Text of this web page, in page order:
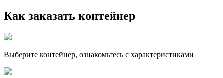
Как заказать контейнер
Выберите контейнер, ознакомьтесь с характеристиками